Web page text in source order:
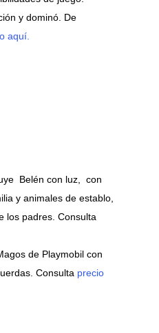
y dominó. De
aquí.
Belén con luz, con
y animales de establo,
los padres. Consulta
de Playmobil con
Consulta precio